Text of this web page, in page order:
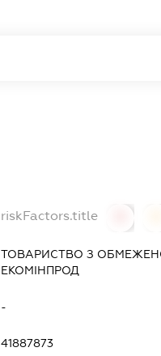
riskFactors.title
ТОВАРИСТВО З
ЕКОМІНПРОД
-
41887873